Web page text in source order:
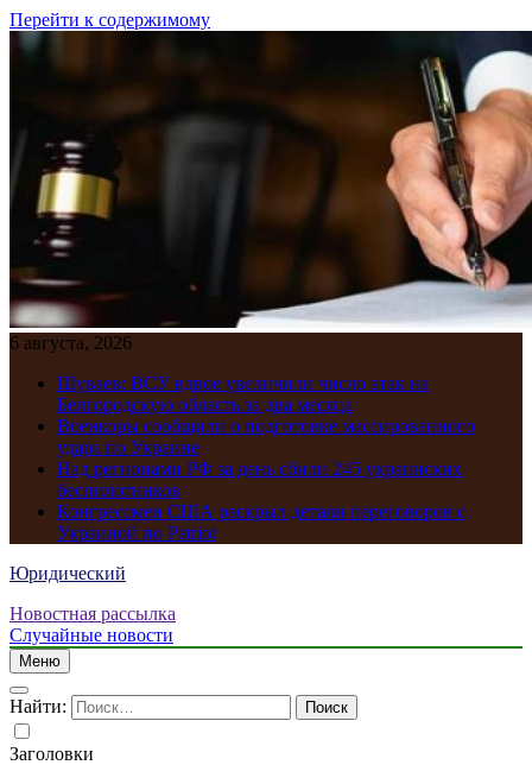
Перейти к содержимому
6 августа, 2026
Шуваев: ВСУ вдвое увеличили число атак на
Белгородскую область за два месяца
Военкоры сообщили о подготовке массированного
удара по Украине
Над регионами РФ за день сбили 245 украинских
беспилотников
Конгрессмен США раскрыл детали переговоров с
Украиной по Patriot
Юридический
Новостная рассылка
Случайные новости
Меню
Найти:
Заголовки